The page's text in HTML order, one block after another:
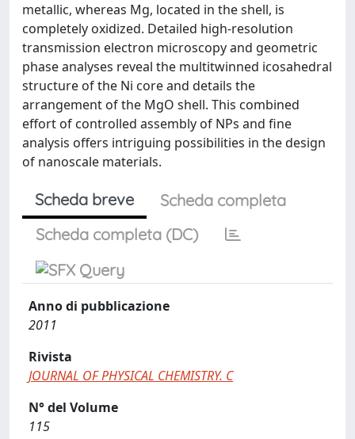
metallic, whereas Mg, located in the shell, is
completely oxidized. Detailed high-resolution
transmission electron microscopy and geometric
phase analyses reveal the multitwinned icosahedral
structure of the Ni core and details the
arrangement of the MgO shell. This combined
effort of controlled assembly of NPs and fine
analysis offers intriguing possibilities in the design
of nanoscale materials.
Scheda breve
Scheda completa
Scheda completa (DC)
Anno di pubblicazione
2011
Rivista
JOURNAL OF PHYSICAL CHEMISTRY. C
N° del Volume
115